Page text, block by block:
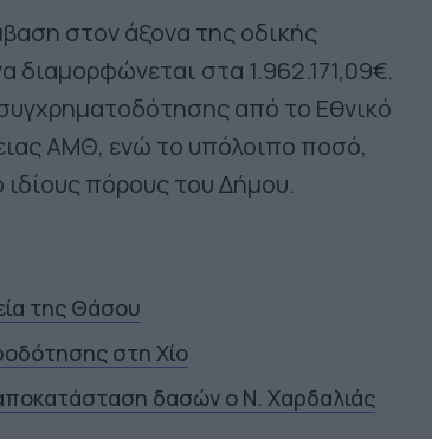
στον άξονα της οδικής
διαμορφώνεται στα 1.962.171,09€.
από το Εθνικό
ΑΜΘ, ενώ το υπόλοιπο ποσό,
ιδίους πόρους του Δήμου.
της Θάσου
στη Χίο
δασών ο Ν. Χαρδαλιάς